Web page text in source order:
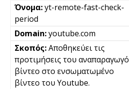
yt-remote-fast-check-
period
youtube.com
Αποθηκεύει τις
προτιμήσεις του αναπαραγωγό
βίντεο στο ενσωματωμένο
βίντεο του Youtube.